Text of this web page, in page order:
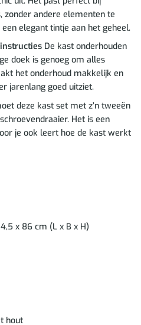
zonder andere elementen te
elegant tintje aan het geheel.
De kast onderhouden
doek is genoeg om alles
het onderhoud makkelijk en
jarenlang goed uitziet.
deze kast set met z’n tweeën
Het is een
je ook leert hoe de kast werkt
x 86 cm (L x B x H)
hout